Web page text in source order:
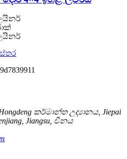
කර්මාන්ත උද්‍යානය, Jiepai
Jiangsu, චීනය